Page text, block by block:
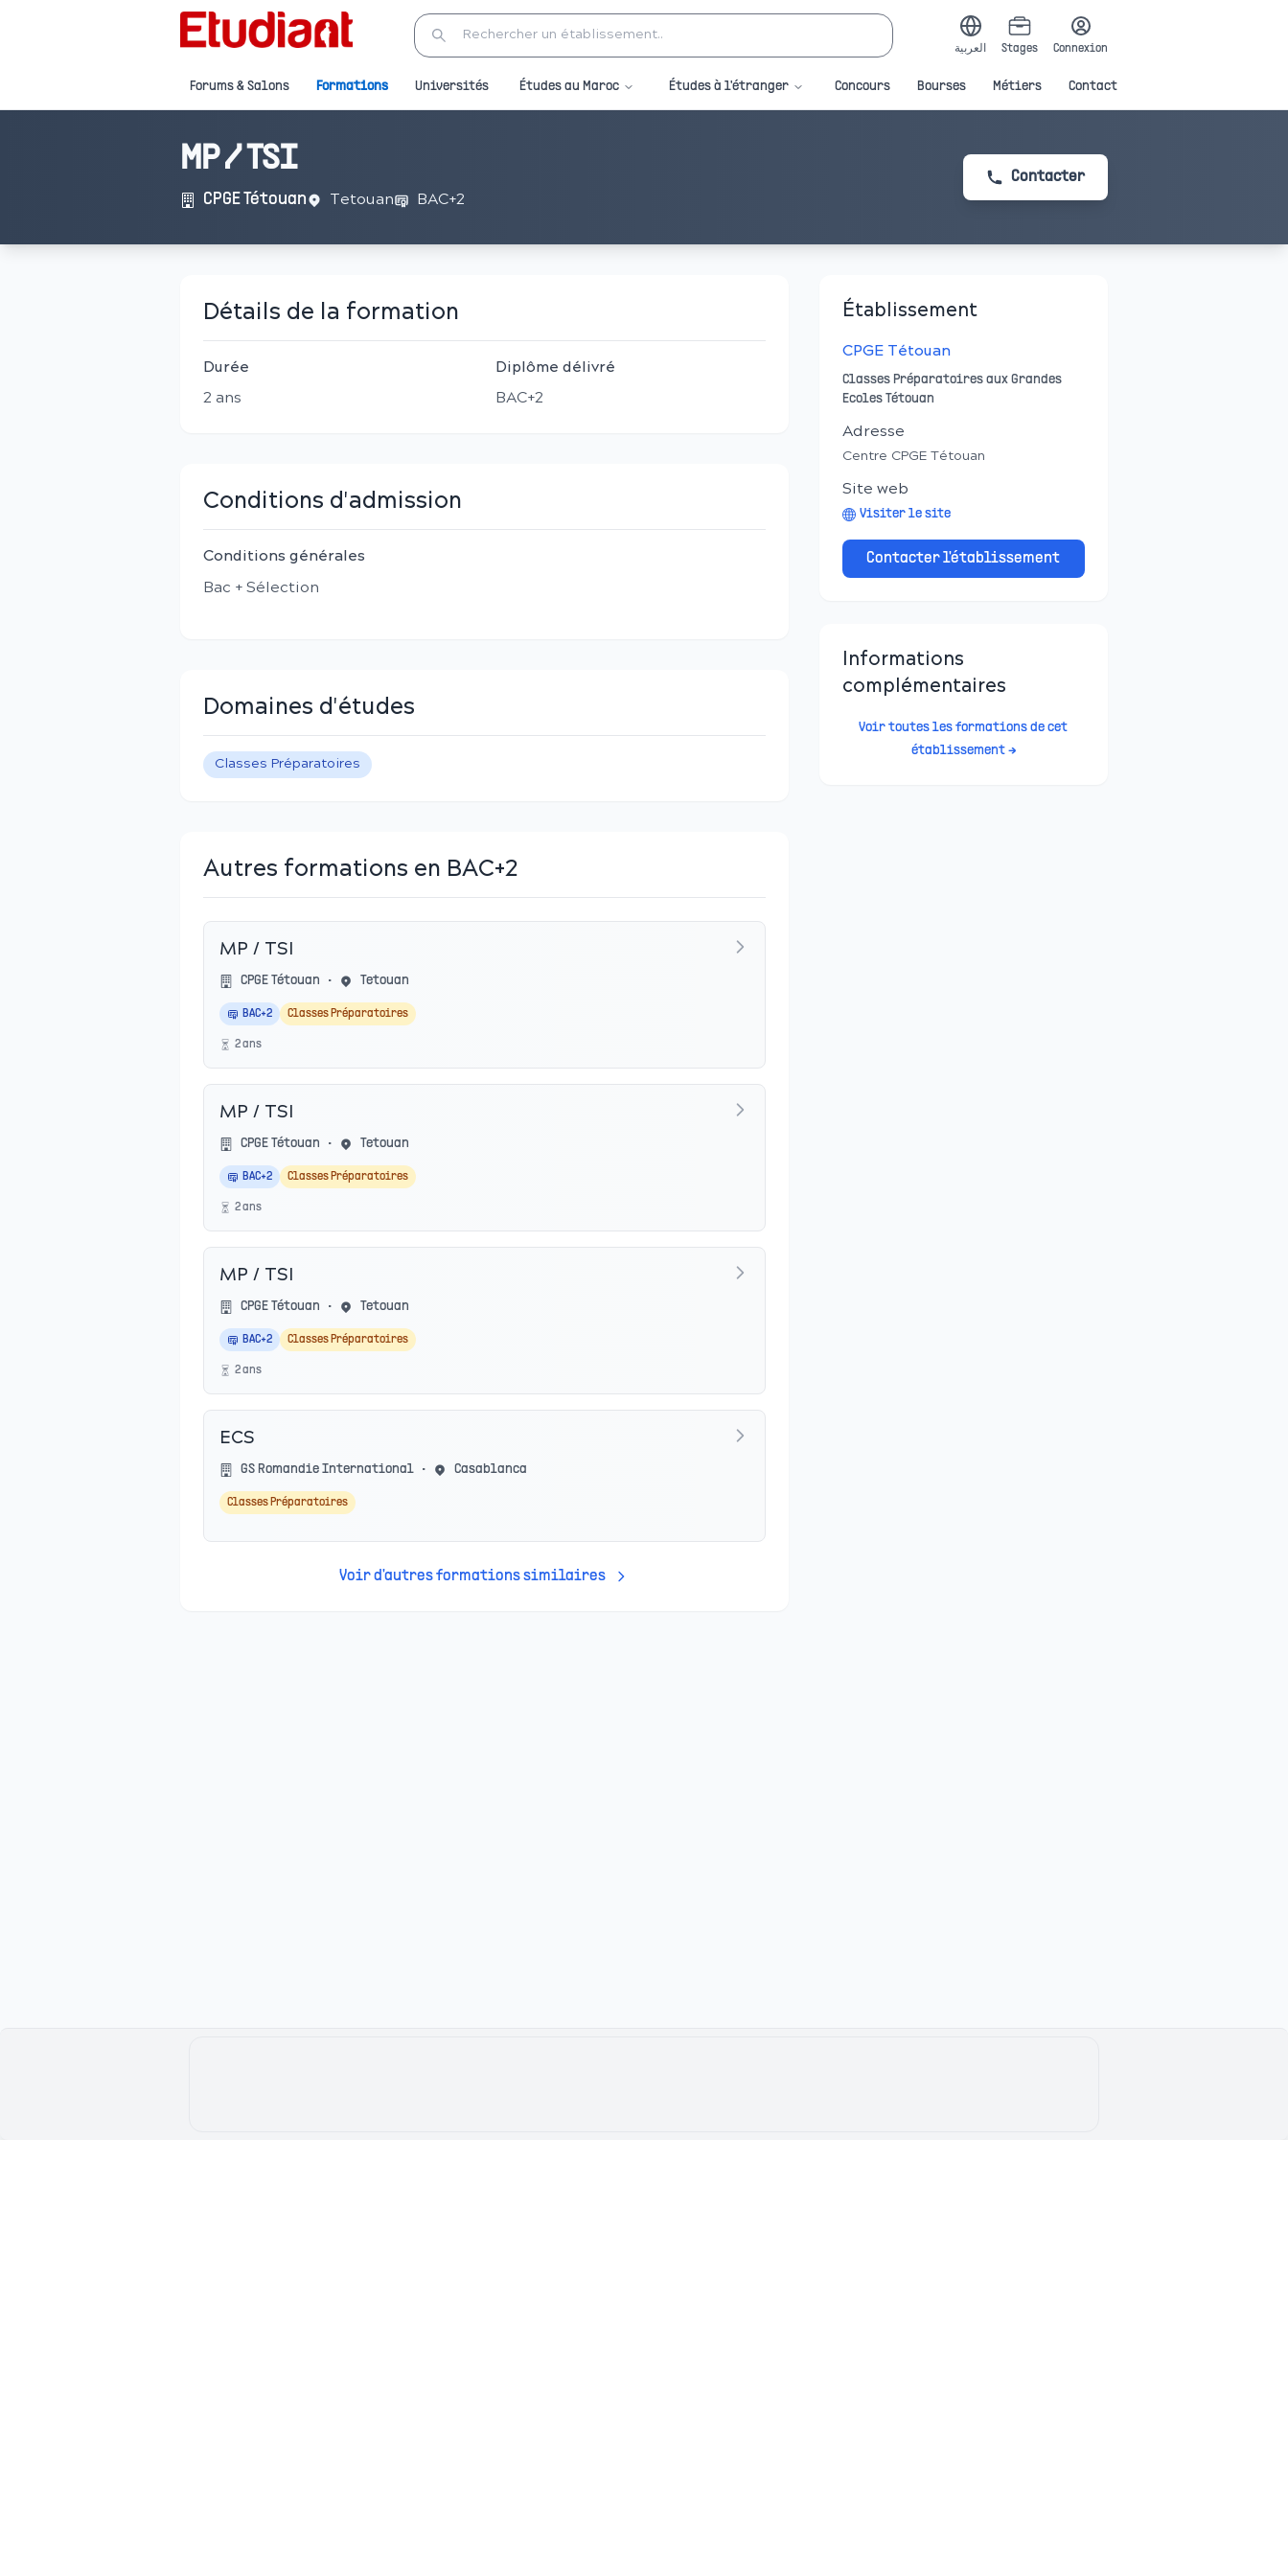
العربية Stages Connexion
Forums & Salons Formations Universités Études au Maroc Études à l'étranger Concours Bourses Métiers Contact
MP / TSI
CPGE Tétouan Tetouan BAC+2
Contacter
Détails de la formation
Durée
2 ans
Diplôme délivré
BAC+2
Conditions d'admission
Conditions générales
Bac + Sélection
Domaines d'études
Classes Préparatoires
Autres formations en BAC+2
MP / TSI
CPGE Tétouan • Tetouan
BAC+2 Classes Préparatoires
2ans
MP / TSI
CPGE Tétouan • Tetouan
BAC+2 Classes Préparatoires
2ans
MP / TSI
CPGE Tétouan • Tetouan
BAC+2 Classes Préparatoires
2ans
ECS
GS Romandie International • Casablanca
Classes Préparatoires
Voir d'autres formations similaires
Établissement
CPGE Tétouan
Classes Préparatoires aux Grandes
Ecoles Tétouan
Adresse
Centre CPGE Tétouan
Site web
Visiter le site
Contacter l'établissement
Informations
complémentaires
Voir toutes les formations de cet
établissement →